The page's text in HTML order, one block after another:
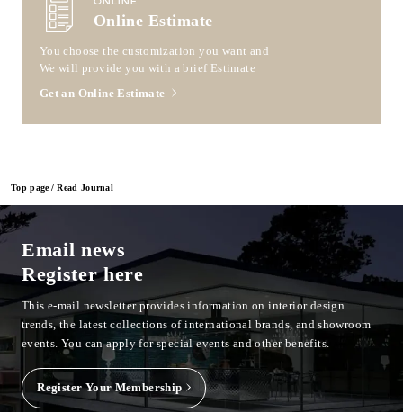
Top page Read Journal
Online Estimate
You choose the customization you want and
We will provide you with a brief Estimate
Get an Online Estimate
Email news
Register here
This e-mail newsletter provides information on interior design
trends, the latest collections of international brands, and showroom
events.You can apply for special events and other benefits.
Register Your Membership